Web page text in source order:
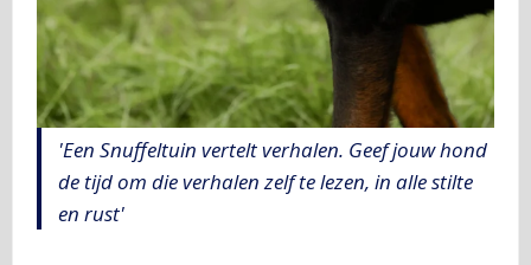
'Een Snuffeltuin vertelt verhalen. Geef jouw hond
de tijd om die verhalen zelf te lezen, in alle stilte
en rust'